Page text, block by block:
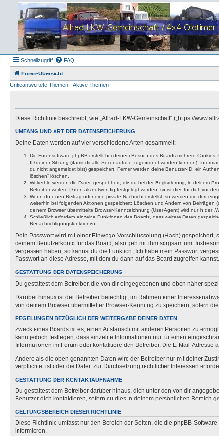
Schnellzugriff FAQ
Foren-Übersicht
Unbeantwortete Themen
Aktive Themen
Diese Richtlinie beschreibt, wie „Allrad-LKW-Gemeinschaft“ („https://
UMFANG UND ART DER DATENSPEICHERUNG
Deine Daten werden auf vier verschiedene Arten gesammelt:
Die Forensoftware phpBB erstellt bei deinem Besuch des Boards mehrere
ID deiner Sitzung (damit dir alle Seitenaufrufe zugeordnet werden können),
du nicht angemeldet bist) gespeichert. Ferner werden deine Benutzer-ID, ein
löschen“ löschen.
Weiterhin werden die Daten gespeichert, die du bei der Registrierung, in deinem
Betreiber weitere Daten als notwendig festgelegt wurden, so ist dies für dich vor
Wenn du einen Beitrag oder eine private Nachricht erstellst, so werden die dort
weiterhin bei folgenden Aktionen gespeichert: Löschen und Ändern von Beiträgen
deinem Browser übermittelte Browser-Kennzeichnung (User Agent) wird nur in der
Schließlich erfordern einzelne Funktionen des Boards, dass weitere Daten
Benachrichtigungsfunktionen.
Dein Passwort wird mit einer Einwege-Verschlüsselung (Hash)
deinem Benutzerkonto für das Board, also geh mit ihm sorgsam um.
vergessen haben, so kannst du die Funktion „Ich habe mein Passwort
Passwort an diese Adresse, mit dem du dann auf das Board zugreifen kannst.
GESTATTUNG DER DATENSPEICHERUNG
Du gestattest dem Betreiber, die von dir eingegebenen und oben näher
Darüber hinaus ist der Betreiber berechtigt, im Rahmen einer
von deinem Browser übermittelter Browser-Kennung zu speichern, sofern
REGELUNGEN BEZÜGLICH DER WEITERGABE DEINER DATEN
Zweck eines Boards ist es, einen Austausch mit anderen Personen zu
kann jedoch festlegen, dass einzelne Informationen nur für einen
Informationen im Forum oder kontaktiere den Betreiber. Die E-Mail-
Andere als die oben genannten Daten wird der Betreiber nur mit deiner
verpflichtet ist oder die Daten zur Durchsetzung rechtlicher Interessen
GESTATTUNG DER KONTAKTAUFNAHME
Du gestattest dem Betreiber darüber hinaus, dich unter den von dir
Benutzer dich kontaktieren, sofern du dies in deinem persönlichen Bereich
GELTUNGSBEREICH DIESER RICHTLINIE
Diese Richtlinie umfasst nur den Bereich der Seiten, die die phpBB-
informieren.